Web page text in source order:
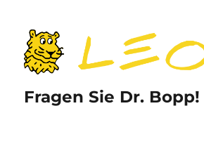
Fragen Sie Dr. Bopp!